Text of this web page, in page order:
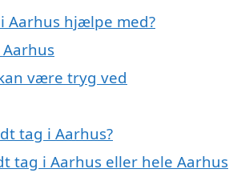
Aarhus hjælpe med?
være tryg ved
tag i Aarhus?
tag i Aarhus eller hele Aarhus